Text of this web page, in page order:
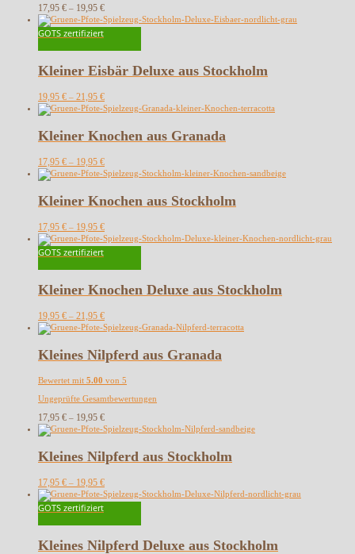
17,95 € – 19,95 €
GOTS zertifiziert
Kleiner Eisbär Deluxe aus Stockholm
19,95 € – 21,95 €
Kleiner Knochen aus Granada
17,95 € – 19,95 €
Kleiner Knochen aus Stockholm
17,95 € – 19,95 €
GOTS zertifiziert
Kleiner Knochen Deluxe aus Stockholm
19,95 € – 21,95 €
Kleines Nilpferd aus Granada
Bewertet mit 5.00 von 5
Ungeprüfte Gesamtbewertungen
17,95 € – 19,95 €
Kleines Nilpferd aus Stockholm
17,95 € – 19,95 €
GOTS zertifiziert
Kleines Nilpferd Deluxe aus Stockholm